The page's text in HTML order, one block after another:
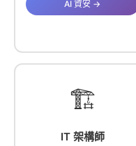
AI 資安 →
🏗️
IT 架構師